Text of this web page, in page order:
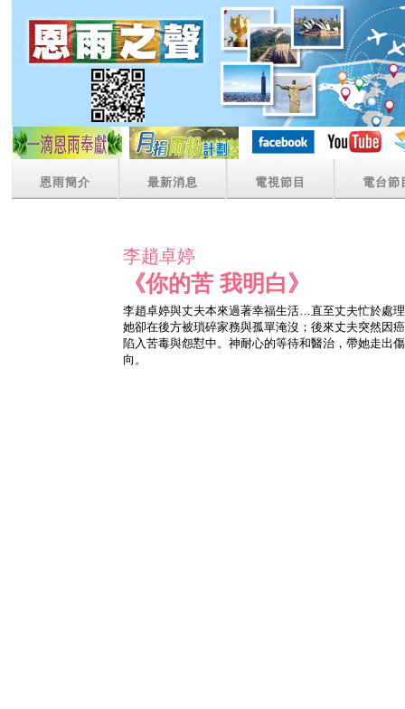
恩雨簡介 最新消息 電視節目 電台節
李趙卓婷
《你的苦 我明白》
李趙卓婷與丈夫本來過著幸福生活…直至丈夫忙於處
她卻在後方被瑣碎家務與孤單淹沒；後來丈夫突然因
陷入苦毒與怨懟中。神耐心的等待和醫治，帶她走出
向。